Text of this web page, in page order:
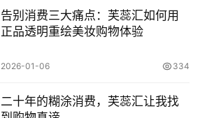
告别消费三大痛点：芙蕊汇如何用
正品透明重绘美妆购物体验
2026-01-06 334
二十年的糊涂消费，芙蕊汇让我找